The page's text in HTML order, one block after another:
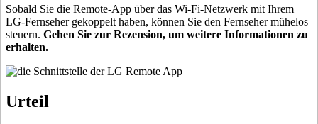
Sobald Sie die Remote-App über das Wi-Fi-Netzwerk mit Ihrem
LG-Fernseher gekoppelt haben, können Sie den Fernseher mühelos
steuern. Gehen Sie zur Rezension, um weitere Informationen zu
erhalten.
Urteil